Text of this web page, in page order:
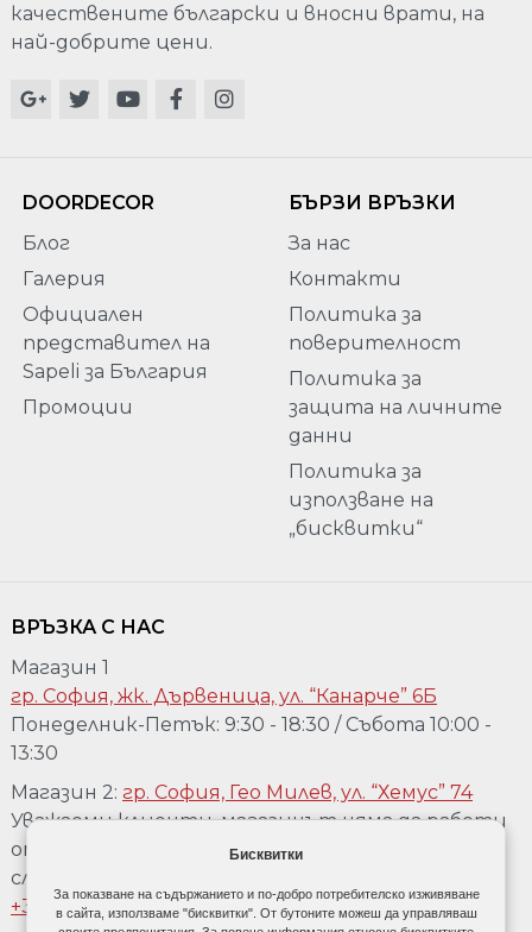
качествените български и вносни врати, на
най-добрите цени.
DOORDECOR
Блог
Галерия
Официален
представител на
Sapeli за България
Промоции
БЪРЗИ ВРЪЗКИ
За нас
Контакти
Политика за
поверителност
Политика за
защита на личните
данни
Политика за
използване на
„бисквитки“
ВРЪЗКА С НАС
Магазин 1
гр. София, жк. Дървеница, ул. “Канарче” 6Б
Понеделник-Петък: 9:30 - 18:30 / Събота 10:00 -
13:30
Магазин 2: гр. София, Гео Милев, ул. “Хемус” 74
Уважаеми клиенти, магазинът няма да работи
от 04.08 до 17.08. Ако желаете да го посетете,
след предварително обаждане на телефон:
+359 889 918 967
Бисквитки
За показване на съдържанието и по-добро потребителско изживяване
в сайта, използваме "бисквитки". От бутоните можеш да управляваш